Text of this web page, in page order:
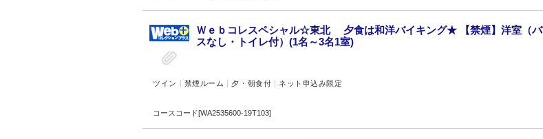
Ｗｅｂコレスペシャル☆東北 夕食は和洋バイキング★ 【禁煙】洋室（バ
スなし・トイレ付）(1名～3名1室)
ツイン 禁煙ルーム 夕・朝食付 ネット申込み限定
コースコード[WA2535600-19T103]